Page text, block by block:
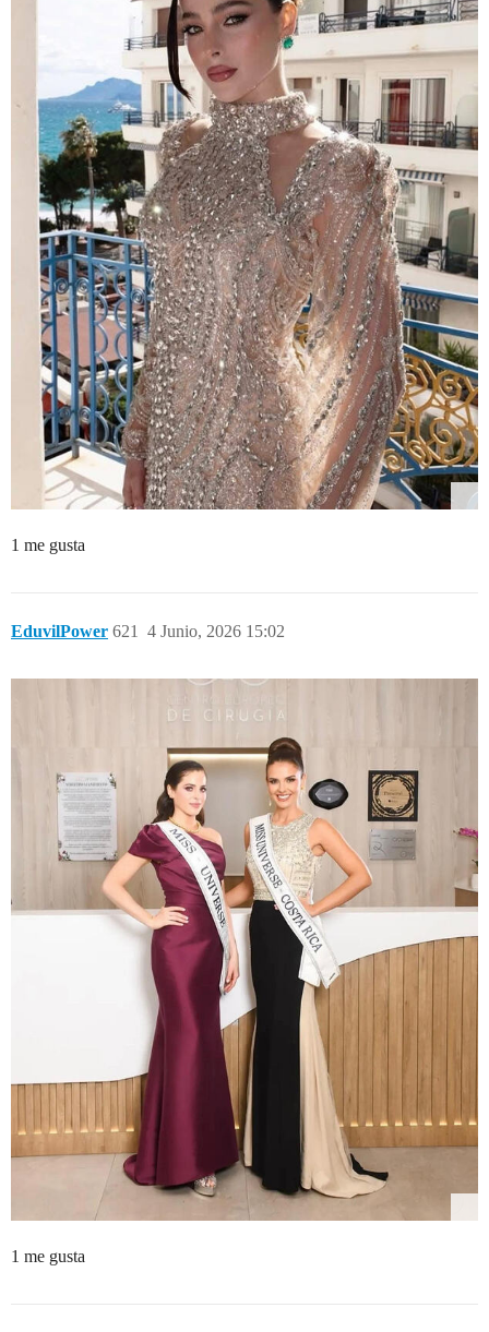
1 me gusta
EduvilPower 4 Junio, 2026 15:02
621
1 me gusta